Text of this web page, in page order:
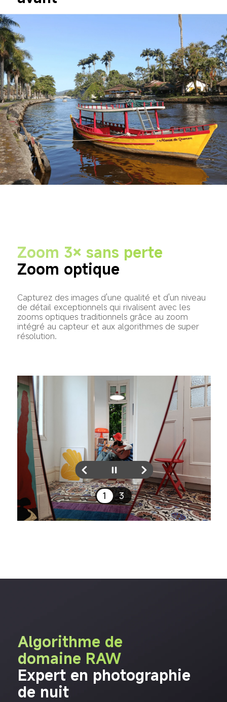
Zoom 3× sans perte
Zoom optique
Capturez des images d'une qualité et d'un niveau
de détail exceptionnels qui rivalisent avec les
zooms optiques traditionnels grâce au zoom
intégré au capteur et aux algorithmes de super
résolution.
1 3
Algorithme de
domaine RAW
Expert en photographie
de nuit